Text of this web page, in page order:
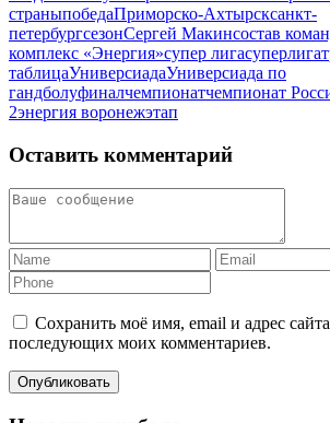
страныпобедаПриморско-Ахтырсксанкт-
петербургсезонСергей Макинсостав
комплекс «Энергия»супер лигасуперлига
таблицаУниверсиадаУниверсиада по
гандболуфиналчемпионатчемпионат
2энергия воронежэтап
Оставить комментарий
Сохранить моё имя, email и адрес
последующих моих комментариев.